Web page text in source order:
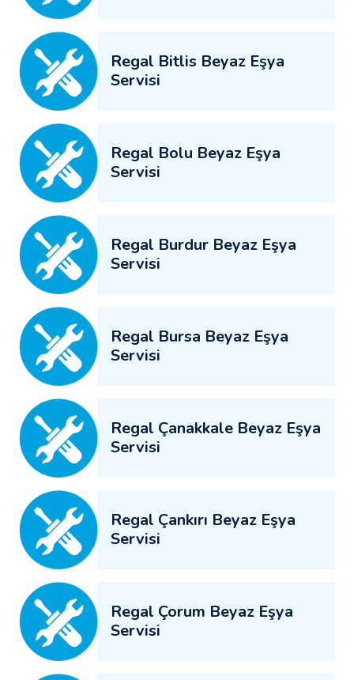
Regal Bitlis Beyaz Eşya
Servisi
Regal Bolu Beyaz Eşya
Servisi
Regal Burdur Beyaz Eşya
Servisi
Regal Bursa Beyaz Eşya
Servisi
Regal Çanakkale Beyaz Eşya
Servisi
Regal Çankırı Beyaz Eşya
Servisi
Regal Çorum Beyaz Eşya
Servisi